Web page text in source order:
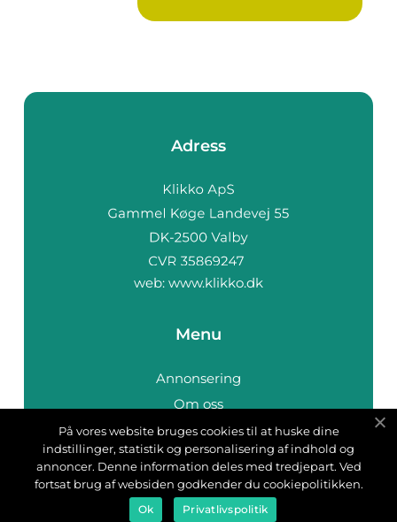
Adress
web: www.klikko.dk
Menu
Annonsering
Om oss
Cookies
Kontakta oss
Sitemap
På vores website bruges cookies til at huske dine
indstillinger, statistik og personalisering af indhold og
annoncer. Denne information deles med tredjepart. Ved
fortsat brug af websiden godkender du cookiepolitikken.
Ok Privatlivspolitik